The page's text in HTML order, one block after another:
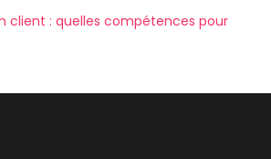
client : quelles compétences pour